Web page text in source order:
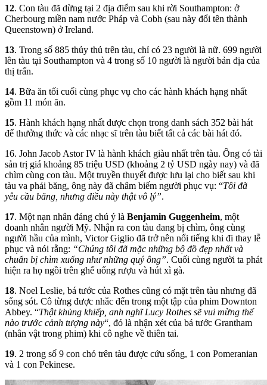
12. Con tàu đã dừng tại 2 địa điểm sau khi rời Southampton: ở
Cherbourg miền nam nước Pháp và Cobh (sau này đổi tên thành
Queenstown) ở Ireland.
13. Trong số 885 thủy thủ trên tàu, chỉ có 23 người là nữ. 699 người
lên tàu tại Southampton và 4 trong số 10 người là người bản địa của
thị trấn.
14. Bữa ăn tối cuối cùng phục vụ cho các hành khách hạng nhất
gồm 11 món ăn.
15. Hành khách hạng nhất được chọn trong danh sách 352 bài hát
để thưởng thức và các nhạc sĩ trên tàu biết tất cả các bài hát đó.
16. John Jacob Astor IV là hành khách giàu nhất trên tàu. Ông có tài
sản trị giá khoảng 85 triệu USD (khoảng 2 tỷ USD ngày nay) và đã
chìm cùng con tàu. Một truyền thuyết được lưu lại cho biết sau khi
tàu va phải băng, ông này đã châm biếm người phục vụ: “Tôi đã
yêu cầu băng, nhưng điều này thật vô lý”.
17. Một nạn nhân đáng chú ý là Benjamin Guggenheim, một
doanh nhân người Mỹ. Nhận ra con tàu đang bị chìm, ông cùng
người hầu của mình, Victor Giglio đã trở nên nổi tiếng khi đi thay lễ
phục và nói rằng: “Chúng tôi đã mặc những bộ đồ đẹp nhất và
chuẩn bị chìm xuống như những quý ông”. Cuối cùng người ta phát
hiện ra họ ngồi trên ghế uống rượu và hút xì gà.
18. Noel Leslie, bá tước của Rothes cũng có mặt trên tàu nhưng đã
sống sót. Cô từng được nhắc đến trong một tập của phim Downton
Abbey. “Thật khủng khiếp, anh nghĩ Lucy Rothes sẽ vui mừng thế
nào trước cảnh tượng này“, đó là nhận xét của bá tước Grantham
(nhân vật trong phim) khi cô nghe về thiên tai.
19. 2 trong số 9 con chó trên tàu được cứu sống, 1 con Pomeranian
và 1 con Pekinese.